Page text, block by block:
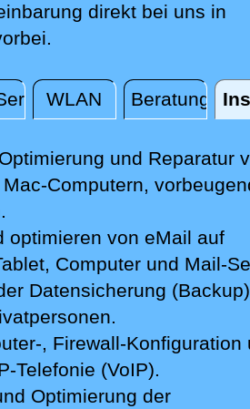
direkt bei uns in
WLAN Beratung
/ Konfiguration
und Reparatur
Computern,
optimieren von eMail auf
Computerund Mail-
Datensicherung
, Firewall-Konfiguration
Telefonie (VoIP).
Optimierung der